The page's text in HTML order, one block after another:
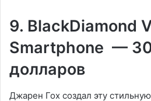
9. BlackDiamond
Smartphone —
долларов
Джарен Гох создал эту